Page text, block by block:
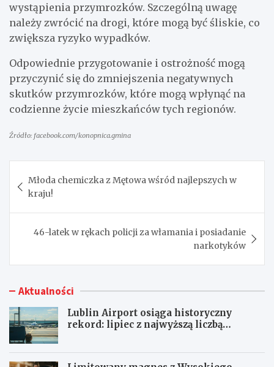
wystąpienia przymrozków. Szczególną uwagę
należy zwrócić na drogi, które mogą być śliskie, co
zwiększa ryzyko wypadków.
Odpowiednie przygotowanie i ostrożność mogą
przyczynić się do zmniejszenia negatywnych
skutków przymrozków, które mogą wpłynąć na
codzienne życie mieszkańców tych regionów.
Źródło: facebook.com/konopnica.gmina
wpisu
Młoda chemiczka z Mętowa wśród najlepszych w
kraju!
46-latek w rękach policji za włamania i posiadanie
narkotyków
Aktualności
Lublin Airport osiąga historyczny
rekord: lipiec z najwyższą liczbą